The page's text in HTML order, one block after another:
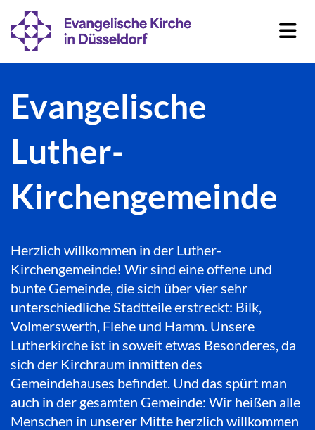
Evangelische
Luther-
Kirchengemeinde
Herzlich willkommen in der Luther-
Kirchengemeinde! Wir sind eine offene und
bunte Gemeinde, die sich über vier sehr
unterschiedliche Stadtteile erstreckt: Bilk,
Volmerswerth, Flehe und Hamm. Unsere
Lutherkirche ist in soweit etwas Besonderes, da
sich der Kirchraum inmitten des
Gemeindehauses befindet. Und das spürt man
auch in der gesamten Gemeinde: Wir heißen alle
Menschen in unserer Mitte herzlich willkommen